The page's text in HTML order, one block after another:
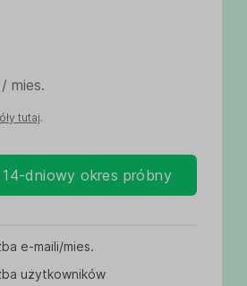
/ mies.
tutaj.
dniowy okres próbny
e-maili/mies.
użytkowników